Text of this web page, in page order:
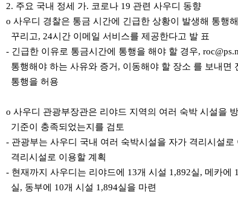
2. 주요 국내 정세 가. 코로나 19 관련 사우디 동향
o 사우디 경찰은 통금 시간에 긴급한 상황이 발생해 통행
꾸리고, 24시간 이메일 서비스를 제공한다고 발 표
- 긴급한 이유로 통금시간에 통행을 해야 할 경우,
통행해야 하는 사유와 증거, 이동해야 할 장소 를 보내면
통행을 허용
o 사우디 관광부장관은 리야드 지역의 여러 숙박 시설을
기준이 충족되었는지를 검토
- 관광부는 사우디 국내 여러 숙박시설을 자가 격리시설
격리시설로 이용할 계획
- 현재까지 사우디는 리야드에 13개 시설 1,892실, 메카에
실, 동부에 10개 시설 1,894실을 마련